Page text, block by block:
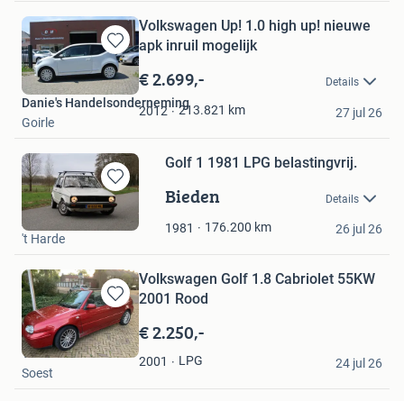
Bewaren
in
Mijn
Favorieten
Volkswagen Up! 1.0 high up! nieuwe
apk inruil mogelijk
€ 2.699,- Details
2012 213.821 km
Danie's Handelsonderneming
Goirle
27 jul 26
Bewaren
in
Golf 1 1981 LPG belastingvrij.
Bieden Details
1981 176.200 km
't Harde
26 jul 26
Bewaren
in
Mijn
Favorieten
Volkswagen Golf 1.8 Cabriolet 55KW
2001 Rood
€ 2.250,-
2001 LPG
Van Soest
Soest
24 jul 26